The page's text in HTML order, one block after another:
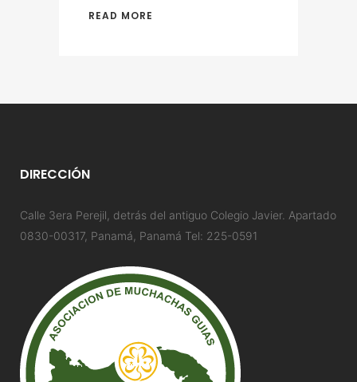
READ MORE
DIRECCIÓN
Calle 3era Perejil, detrás del antiguo Colegio Javier. Apartado
0830-00317, Panamá, Panamá Tel: 225-0591